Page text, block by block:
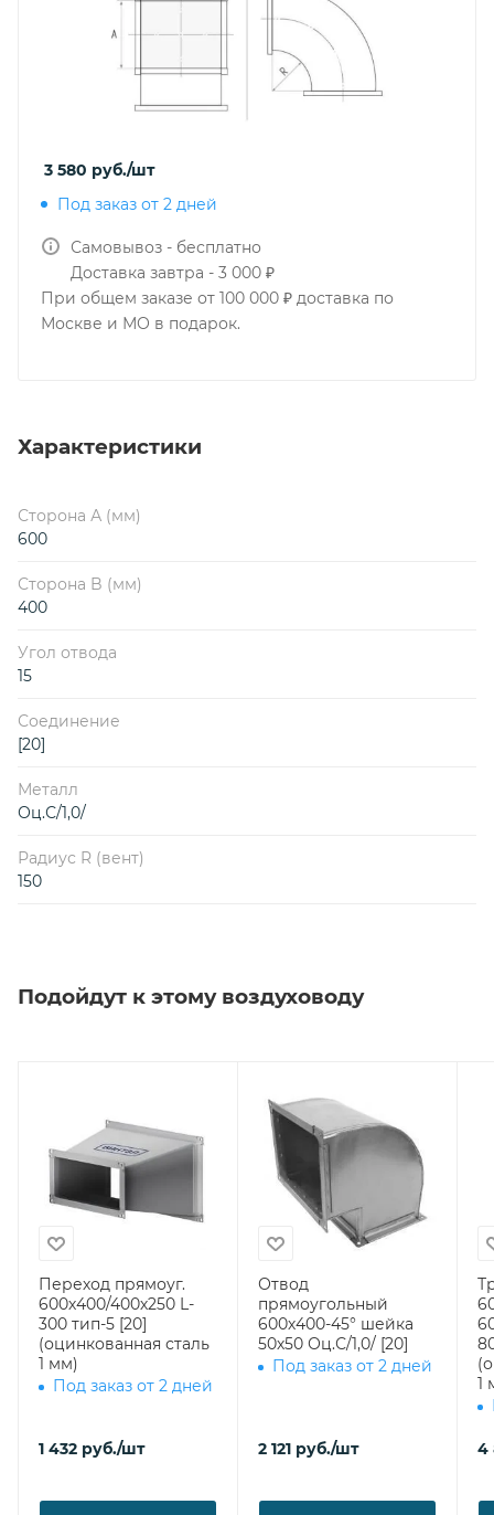
3 580 руб./шт
Под заказ от 2 дней
Самовывоз - бесплатно
Доставка завтра - 3 000 ₽
При общем заказе от 100 000 ₽ доставка по
Москве и МО в подарок.
Характеристики
Сторона А (мм)
600
Сторона B (мм)
400
Угол отвода
15
Соединение
[20]
Металл
Оц.С/1,0/
Радиус R (вент)
150
Подойдут к этому воздуховоду
Переход прямоуг.
600х400/400х250 L-
300 тип-5 [20]
(оцинкованная сталь
1 мм)
Под заказ от 2 дней
1 432 руб./шт
Отвод
прямоугольный
600х400-45° шейка
50х50 Оц.С/1,0/ [20]
Под заказ от 2 дней
2 121 руб./шт
800
1
4